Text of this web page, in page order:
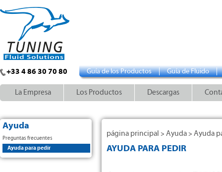
+33 4 86 30 70 80 Guía de los Productos Guía de Fluido
La Empresa Los Productos Descargas
Ayuda
Preguntas frecuentes
Ayuda para pedir
página principal > Ayuda > Ayuda
AYUDA PARA PEDIR